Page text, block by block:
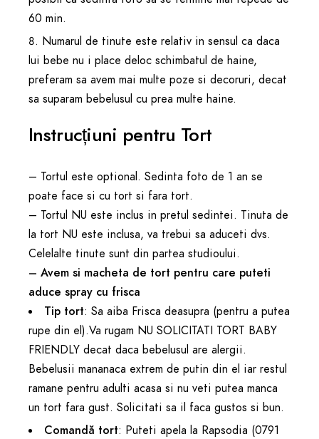
60 min.
Numarul de tinute este relativ in sensul ca daca
lui bebe nu i place deloc schimbatul de haine,
preferam sa avem mai multe poze si decoruri, decat
sa suparam bebelusul cu prea multe haine.
Instrucțiuni pentru Tort
– Tortul este optional. Sedinta foto de 1 an se
poate face si cu tort si fara tort.
– Tortul NU este inclus in pretul sedintei. Tinuta de
la tort NU este inclusa, va trebui sa aduceti dvs.
Celelalte tinute sunt din partea studioului.
– Avem si macheta de tort pentru care puteti
aduce spray cu frisca
Tip tort: Sa aiba Frisca deasupra (pentru a putea
rupe din el).Va rugam NU SOLICITATI TORT BABY
FRIENDLY decat daca bebelusul are alergii.
Bebelusii mananaca extrem de putin din el iar restul
ramane pentru adulti acasa si nu veti putea manca
un tort fara gust. Solicitati sa il faca gustos si bun.
Comandă tort: Puteti apela la Rapsodia (0791